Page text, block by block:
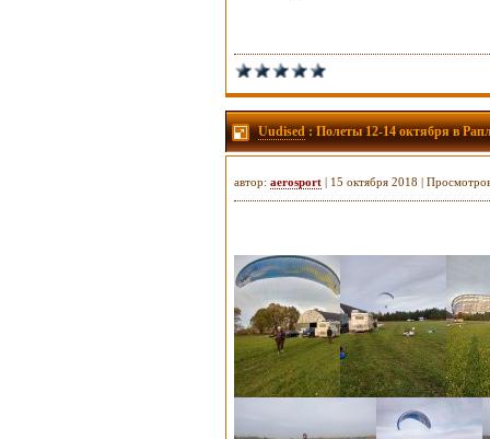
Uudised: Полеты 12-14 октября в
автор: aerosport | 15 октября 2018 |